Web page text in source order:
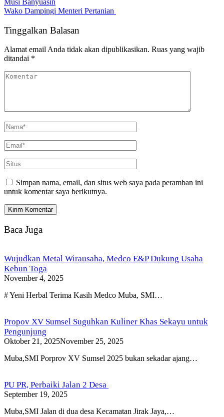
Wako Dampingi Menteri Pertanian
Tinggalkan Balasan
Alamat email Anda tidak akan dipublikasikan. Ruas yang wajib
ditandai *
Simpan nama, email, dan situs web saya pada peramban ini
untuk komentar saya berikutnya.
Baca Juga
Wujudkan Metal Wirausaha, Medco E&P Dukung Usaha
Kebun Toga
November 4, 2025
# Yeni Herbal Terima Kasih Medco Muba, SMI…
Propov XV Sumsel Suguhkan Kuliner Khas Sekayu untuk
Pengunjung
Oktober 21, 2025November 25, 2025
Muba,SMI Porprov XV Sumsel 2025 bukan sekadar ajang…
PU PR, Perbaiki Jalan 2 Desa
September 19, 2025
Muba,SMI Jalan di dua desa Kecamatan Jirak Jaya,…